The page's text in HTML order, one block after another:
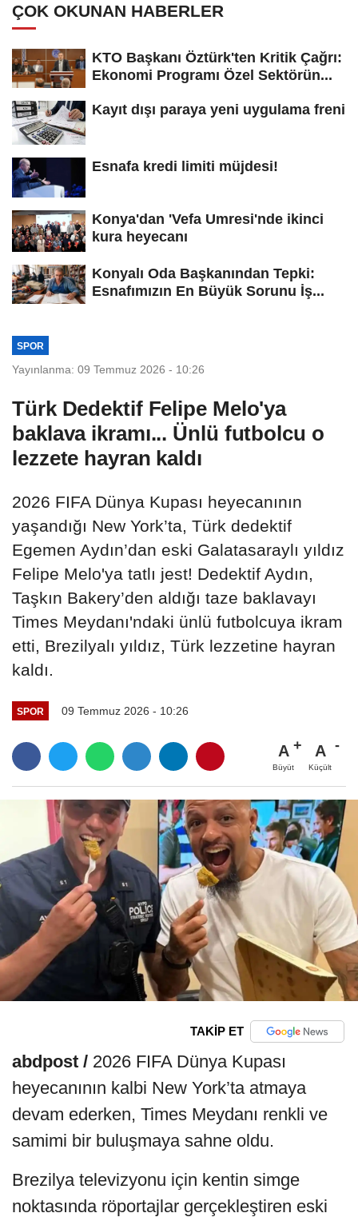
ÇOK OKUNAN HABERLER
KTO Başkanı Öztürk'ten Kritik Çağrı:
Ekonomi Programı Özel Sektörün...
Kayıt dışı paraya yeni uygulama freni
Esnafa kredi limiti müjdesi!
Konya'dan 'Vefa Umresi'nde ikinci
kura heyecanı
Konyalı Oda Başkanından Tepki:
Esnafımızın En Büyük Sorunu İş...
SPOR
Yayınlanma: 09 Temmuz 2026 - 10:26
Türk Dedektif Felipe Melo'ya
baklava ikramı... Ünlü futbolcu o
lezzete hayran kaldı
2026 FIFA Dünya Kupası heyecanının
yaşandığı New York’ta, Türk dedektif
Egemen Aydın’dan eski Galatasaraylı yıldız
Felipe Melo'ya tatlı jest! Dedektif Aydın,
Taşkın Bakery’den aldığı taze baklavayı
Times Meydanı'ndaki ünlü futbolcuya ikram
etti, Brezilyalı yıldız, Türk lezzetine hayran
kaldı.
SPOR 09 Temmuz 2026 - 10:26
A
Büyüt
A
Küçült
TAKİP ET
abdpost / 2026 FIFA Dünya Kupası
heyecanının kalbi New York’ta atmaya
devam ederken, Times Meydanı renkli ve
samimi bir buluşmaya sahne oldu.
Brezilya televizyonu için kentin simge
noktasında röportajlar gerçekleştiren eski